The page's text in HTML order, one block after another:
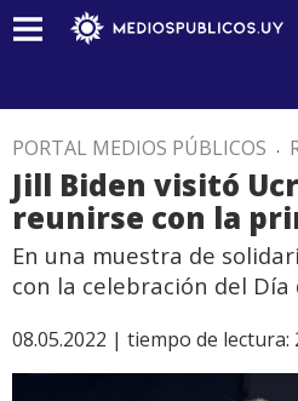
PORTAL MEDIOS PÚBLICOS .
Jill Biden visitó
reunirse con la
En una muestra de
con la celebración del Día
08.05.2022 | tiempo de lectura: